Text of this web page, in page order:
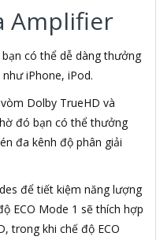
Amplifier
có thể dễ dàng thưởng
iPhone, iPod.
Dolby TrueHD và
đó bạn có thể thưởng
đa kênh độ phân giải
để tiết kiệm năng lượng
ECO Mode 1 sẽ thích hợp
trong khi chế độ ECO